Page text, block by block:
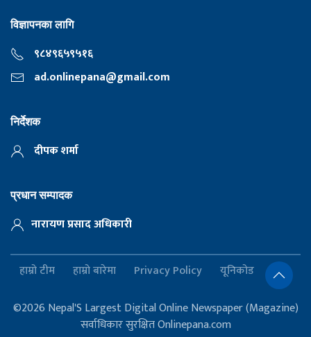
विज्ञापनका लागि
९८४९६५९५१६
ad.onlinepana@gmail.com
निर्देशक
दीपक शर्मा
प्रधान सम्पादक
नारायण प्रसाद अधिकारी
हाम्रो टीम हाम्रो बारेमा Privacy Policy यूनिकोड
©2026 Nepal'S Largest Digital Online Newspaper (Magazine)
सर्वाधिकार सुरक्षित Onlinepana.com